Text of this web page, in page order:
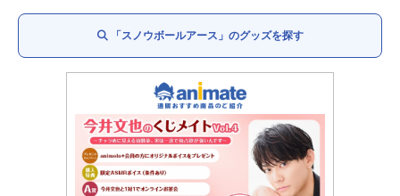
相模逸石：杉田智和
「スノウボールアース」のグッズを探す